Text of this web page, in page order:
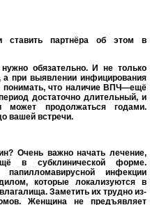
ставить партнёра об этом в
обязательно. И не только
а при выявлении инфицирования
понимать, что наличие ВПЧ—ещё
достаточно длительный, и
может продолжаться годами.
вашей встречи.
Очень важно начать лечение,
в субклинической форме.
папилломавирусной инфекции
которые локализуются в
Заметить их трудно из-
Женщина не предъявляет